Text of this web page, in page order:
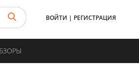
ВОЙТИ | РЕГИСТРАЦИЯ